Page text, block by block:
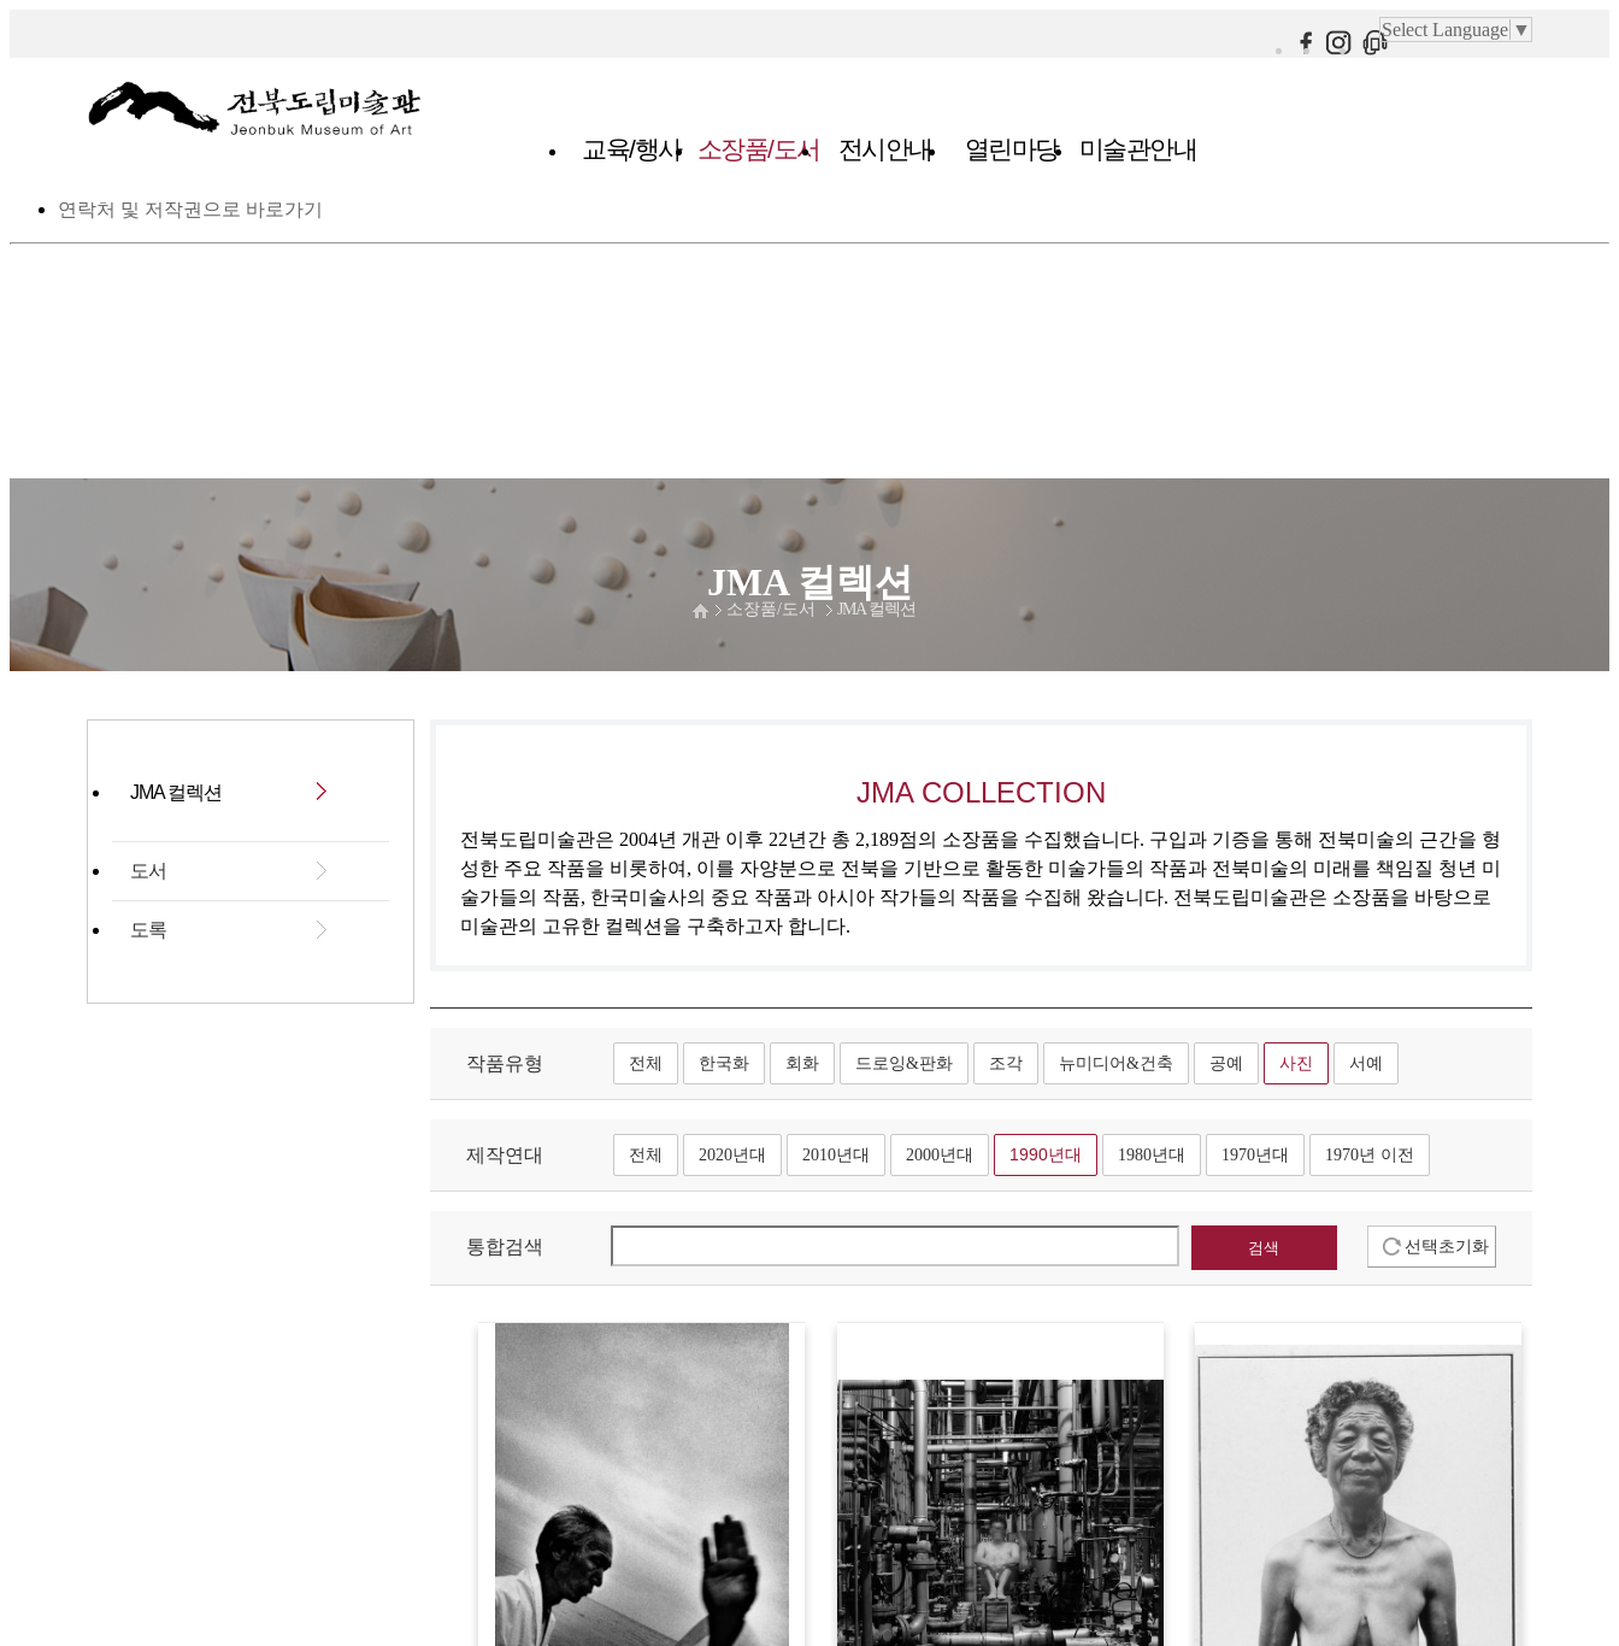
스킵 네비게이션
본문으로 바로가기
연락처 및 저작권으로 바로가기
Select Language ▼
교육/행사 소장품/도서 전시안내 열린마당 미술관안내
JMA 컬렉션
소장품/도서 JMA 컬렉션
JMA 컬렉션
도서
도록
JMA COLLECTION
전북도립미술관은 2004년 개관 이후 22년간 총 2,189점의 소장품을 수집했습니다. 구입과 기증을 통해 전북미술의 근간을 형
성한 주요 작품을 비롯하여, 이를 자양분으로 전북을 기반으로 활동한 미술가들의 작품과 전북미술의 미래를 책임질 청년 미
술가들의 작품, 한국미술사의 중요 작품과 아시아 작가들의 작품을 수집해 왔습니다. 전북도립미술관은 소장품을 바탕으로
미술관의 고유한 컬렉션을 구축하고자 합니다.
작품유형 전체 한국화 회화 드로잉&판화 조각 뉴미디어&건축 공예 사진 서예
제작연대 전체 2020년대 2010년대 2000년대 1990년대 1980년대 1970년대 1970년 이전
통합검색 선택초기화